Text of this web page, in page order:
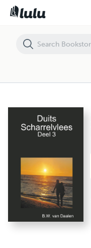
Duits Scharrelvlees Deel 3